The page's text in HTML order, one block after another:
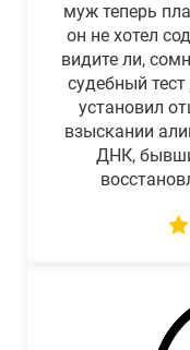
муж теперь
он не хотел
видите ли,
судебный
установил
взыскании
ДНК,